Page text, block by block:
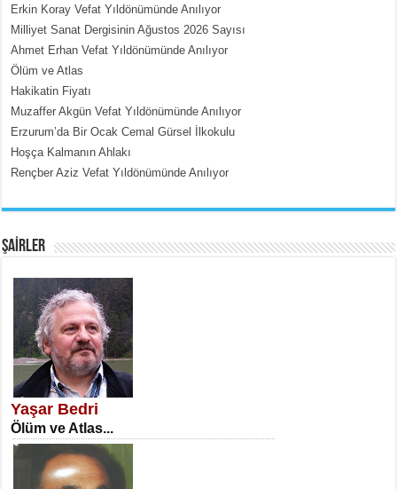
MEHMET ÇOBAN
İçerdeki Put Dışardaki Maskeler...
SATILMIŞ ÜMİT ÇETİNKAYA
Erkenlik...
Erkin Koray Vefat Yıldönümünde Anılıyor
Milliyet Sanat Dergisinin Ağustos 2026 Sayısı
Ahmet Erhan Vefat Yıldönümünde Anılıyor
Ölüm ve Atlas
Hakikatin Fiyatı
Muzaffer Akgün Vefat Yıldönümünde Anılıyor
Erzurum’da Bir Ocak Cemal Gürsel İlkokulu
Hoşça Kalmanın Ahlakı
Rençber Aziz Vefat Yıldönümünde Anılıyor
ŞAİRLER
Yaşar Bedri
Ölüm ve Atlas...